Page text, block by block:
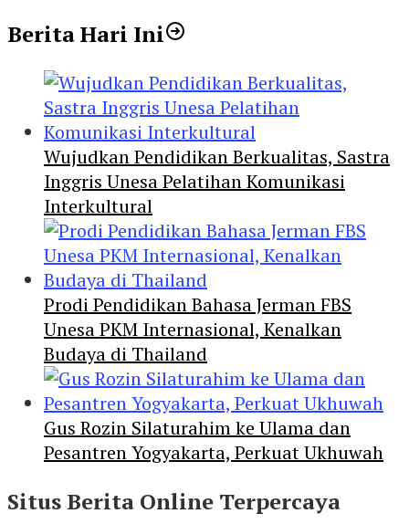
Berita Hari Ini
Wujudkan Pendidikan Berkualitas, Sastra
Inggris Unesa Pelatihan Komunikasi
Interkultural
Prodi Pendidikan Bahasa Jerman FBS
Unesa PKM Internasional, Kenalkan
Budaya di Thailand
Gus Rozin Silaturahim ke Ulama dan
Pesantren Yogyakarta, Perkuat Ukhuwah
Situs Berita Online Terpercaya